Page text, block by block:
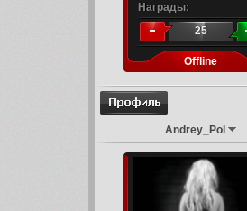
Награды:
25
Offline
Andrey_Pol